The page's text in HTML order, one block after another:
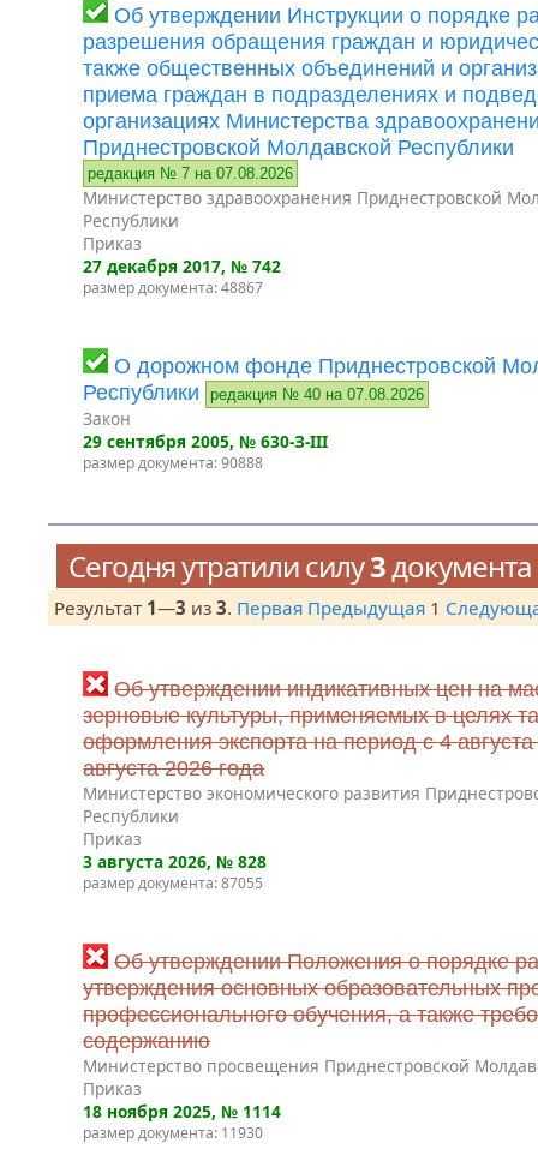
Об утверждении Инструкции о порядке
разрешения обращения граждан и
также общественных объединений и
приема граждан в подразделениях и
организациях Министерства
Приднестровской Молдавской Республики
редакция № 7 на 07.08.2026
Министерство здравоохранения Приднестровской
Республики
Приказ
27 декабря 2017, № 742
размер документа: 48867
О дорожном фонде Приднестровской
Республики
редакция № 40 на 07.08.2026
Закон
29 сентября 2005, № 630-З-III
размер документа: 90888
Сегодня утратили силу3документа
Результат 1—3 из 3. Первая Предыдущая 1
Об утверждении индикативных цен на
зерновые культуры, применяемых в целях
оформления экспорта на период с 4
августа 2026 года
Министерство экономического развития
Республики
Приказ
3 августа 2026, № 828
размер документа: 87055
Об утверждении Положения о порядке
утверждения основных образовательных
профессионального обучения, а также
содержанию
Министерство просвещения Приднестровской
Приказ
18 ноября 2025, № 1114
размер документа: 11930